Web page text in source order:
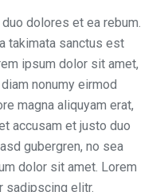
dolores et ea rebum.
takimata sanctus est
ipsum dolor sit amet,
nonumy eirmod
magna aliquyam erat,
accusam et justo duo
gubergren, no sea
dolor sit amet. Lorem
sadipscing elitr.